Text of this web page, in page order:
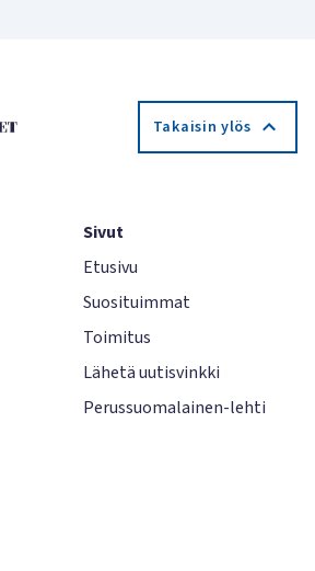
Takaisin ylös
Sivut
Etusivu
Suosituimmat
Toimitus
Lähetä uutisvinkki
Perussuomalainen-lehti